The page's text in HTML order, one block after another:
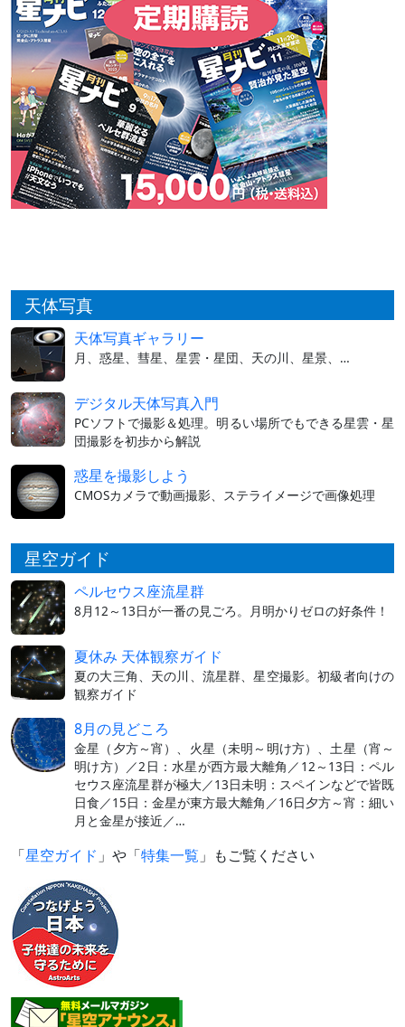
天体写真
天体写真ギャラリー
月、惑星、彗星、星雲・星団、天の川、星景、…
デジタル天体写真入門
PCソフトで撮影＆処理。明るい場所でもできる星雲・星
団撮影を初歩から解説
惑星を撮影しよう
CMOSカメラで動画撮影、ステライメージで画像処理
星空ガイド
ペルセウス座流星群
8月12～13日が一番の見ごろ。月明かりゼロの好条件！
夏休み 天体観察ガイド
夏の大三角、天の川、流星群、星空撮影。初級者向けの
観察ガイド
8月の見どころ
金星（夕方～宵）、火星（未明～明け方）、土星（宵～
明け方）／2日：水星が西方最大離角／12～13日：ペル
セウス座流星群が極大／13日未明：スペインなどで皆既
日食／15日：金星が東方最大離角／16日夕方～宵：細い
月と金星が接近／…
「星空ガイド 」や「特集一覧 」もご覧ください